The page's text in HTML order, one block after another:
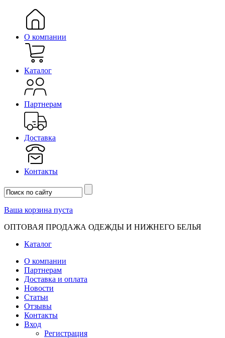
О компании
Каталог
Партнерам
Доставка
Контакты
Ваша корзина пуста
ОПТОВАЯ ПРОДАЖА ОДЕЖДЫ И НИЖНЕГО БЕЛЬЯ
Каталог
О компании
Партнерам
Доставка и оплата
Новости
Статьи
Отзывы
Контакты
Вход
Регистрация